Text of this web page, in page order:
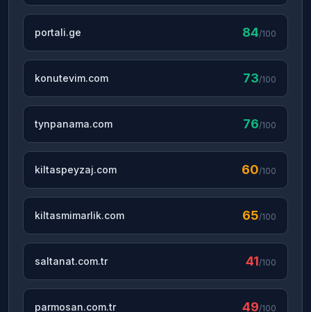
portali.ge 84/100
konutevim.com 73/100
tynpanama.com 76/100
kiltaspeyzaj.com 60/100
kiltasmimarlik.com 65/100
saltanat.com.tr 41/100
parmosan.com.tr 49/100